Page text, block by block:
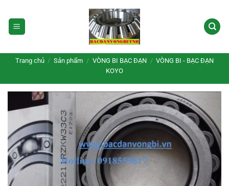
qua
nội
Trang chủ / Sản phẩm / VÒNG BI BẠC ĐẠN / VÒNG BI - BẠC ĐẠN
KOYO